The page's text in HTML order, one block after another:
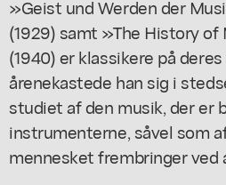
»Geist und Werden der
(1929) samt »The History
(1940) er klassikere på
årenekastede han sig i
studiet af den musik, der er
instrumenterne, såvel som
mennesket frembringer ved